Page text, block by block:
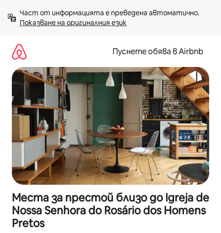
към
съдържанието
Показване на оригиналния език
Пуснете обява в Airbnb
Места за престой близо до Igreja de
Nossa Senhora do Rosário dos Homens
Pretos